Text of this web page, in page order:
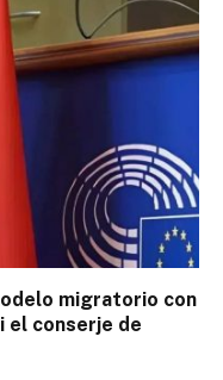
migratorio con
el conserje de